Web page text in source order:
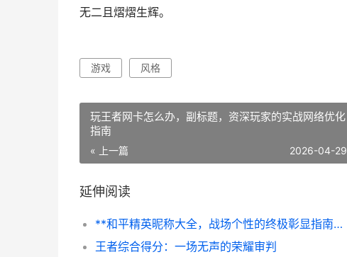
无二且熠熠生辉。
游戏 风格
玩王者网卡怎么办，副标题，资深玩家的实战网络优化
指南
« 上一篇 2026-04-29
延伸阅读
**和平精英昵称大全，战场个性的终极彰显指南**
王者综合得分：一场无声的荣耀审判